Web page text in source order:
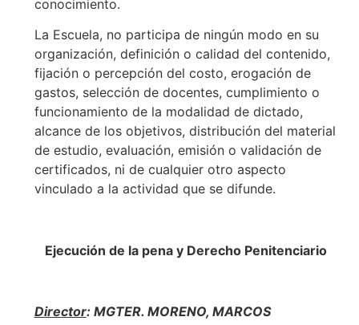
conocimiento.
La Escuela, no participa de ningún modo en su
organización, definición o calidad del contenido,
fijación o percepción del costo, erogación de
gastos, selección de docentes, cumplimiento o
funcionamiento de la modalidad de dictado,
alcance de los objetivos, distribución del material
de estudio, evaluación, emisión o validación de
certificados, ni de cualquier otro aspecto
vinculado a la actividad que se difunde.
Ejecución de la pena y Derecho Penitenciario
Director: MGTER. MORENO, MARCOS